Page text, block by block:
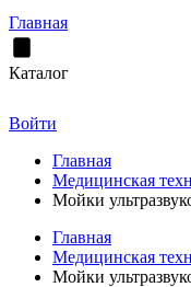
Главная
Каталог
Войти
Главная
Медицинская
Мойки
Главная
Медицинская
Мойки